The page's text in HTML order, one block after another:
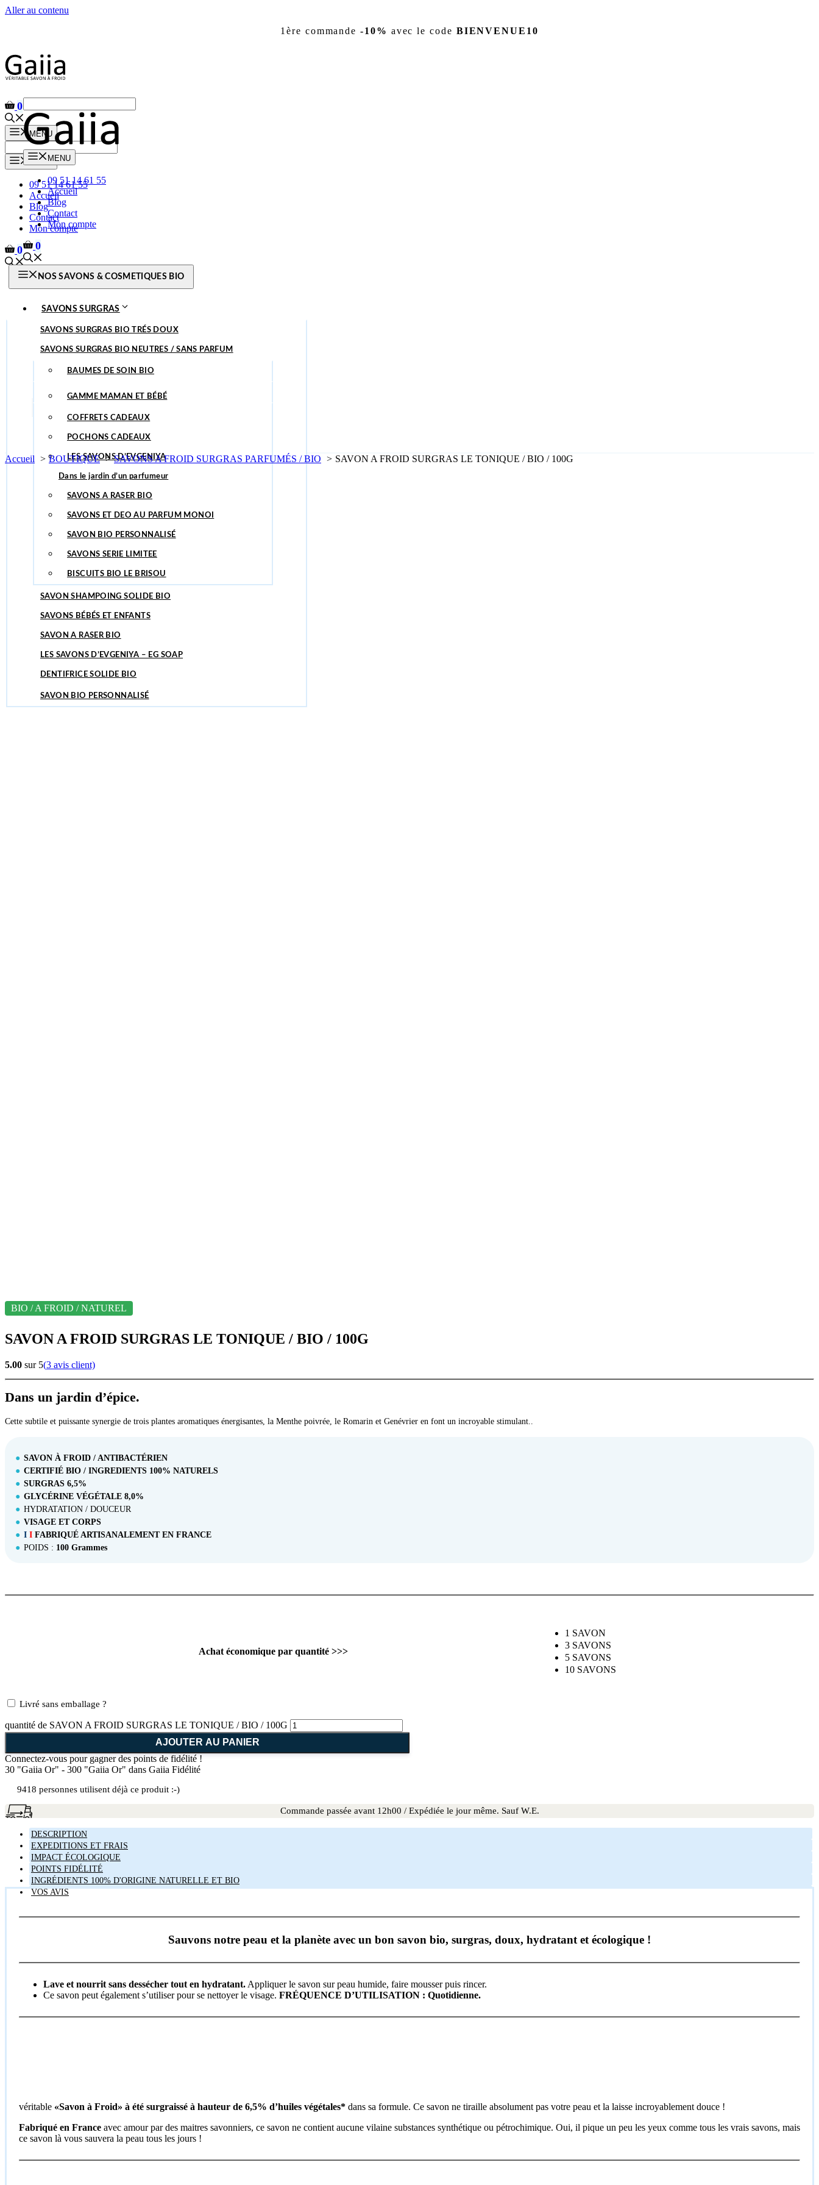
Aller au contenu
1ère commande-10% avec le code BIENVENUE10
0
MENU
MENU
09 51 14 61 55
Accueil
Blog
Contact
Mon compte
0
MENU
09 51 14 61 55
Accueil
Blog
Contact
Mon compte
0
NOS SAVONS & COSMETIQUES BIO
SAVONS SURGRAS
SAVONS SURGRAS BIO TRÉS DOUX
SAVONS SURGRAS BIO NEUTRES / SANS PARFUM
SAVON SURGRAS BIO AU CURCUMA
SAVON ARBORIMIX 17 PLANTES
SAVONS ET DEO AU PARFUM MONOI
SAVONS DE MARSEILLE BIO
SAVONS TYPE ALEP BIO
CHUTES DE SAVONS
SAVON MAINS
SAVON POUR LA VAISSELLE
SAVONS ET SOINS AU TILLEUL
SAVON SHAMPOING SOLIDE BIO
SAVONS BÉBÉS ET ENFANTS
SAVON A RASER BIO
LES SAVONS D’EVGENIYA – EG SOAP
DENTIFRICE SOLIDE BIO
SAVON BIO PERSONNALISÉ
DÉODORANTS
BAUMES ET HUILES DE SOINS
BAUMES DE SOIN BIO
BAUMES A LEVRES BIO
HUILES BIO
EAU DE ROSE DAMAS BIO
LES ROUTINES
GAMME MAMAN ET BÉBÉ
ROUTINES ECZÉMA ÉFFICACE !
SAVONS A RASER BIO
HUILES ÉMOLLIENTES BIO
IDÉES CADEAUX
COFFRETS CADEAUX
POCHONS CADEAUX
LES SAVONS D’EVGENIYA
Dans le jardin d’un parfumeur
SAVONS A RASER BIO
SAVONS ET DEO AU PARFUM MONOI
SAVON BIO PERSONNALISÉ
SAVONS SERIE LIMITEE
BISCUITS BIO LE BRISOU
ACCESSOIRES
QUEL PRODUIT / USAGES
Accueil BOUTIQUE SAVONS A FROID SURGRAS PARFUMÉS / BIO SAVON A FROID SURGRAS LE TONIQUE / BIO / 100G
BIO / A FROID / NATUREL
SAVON A FROID SURGRAS LE TONIQUE / BIO / 100G
5.00 sur 5(3 avis client)
Dans un jardin d’épice.
Cette subtile et puissante synergie de trois plantes aromatiques énergisantes, la Menthe poivrée, le Romarin et Genévrier en font un incroyable stimulant..
SAVON À FROID / ANTIBACTÉRIEN
CERTIFIÉ BIO / INGREDIENTS 100% NATURELS
SURGRAS 6,5%
GLYCÉRINE VÉGÉTALE 8,0%
HYDRATATION / DOUCEUR
VISAGE ET CORPS
I I FABRIQUÉ ARTISANALEMENT EN FRANCE
POIDS : 100 Grammes
Achat économique par quantité >>>
1 SAVON
3 SAVONS
5 SAVONS
10 SAVONS
Livré sans emballage ?
quantité de SAVON A FROID SURGRAS LE TONIQUE / BIO / 100G
AJOUTER AU PANIER
Connectez-vous pour gagner des points de fidélité !
30 "Gaiia Or" - 300 "Gaiia Or" dans Gaiia Fidélité
9418 personnes utilisent déjà ce produit :-)
Commande passée avant 12h00 / Expédiée le jour même. Sauf W.E.
DESCRIPTION
EXPEDITIONS ET FRAIS
IMPACT ÉCOLOGIQUE
POINTS FIDÉLITÉ
INGRÉDIENTS 100% D'ORIGINE NATURELLE ET BIO
VOS AVIS
Sauvons notre peau et la planète avec un bon savon bio, surgras, doux, hydratant et écologique !
Lave et nourrit sans dessécher tout en hydratant. Appliquer le savon sur peau humide, faire mousser puis rincer.
Ce savon peut également s’utiliser pour se nettoyer le visage. FRÉQUENCE D’UTILISATION : Quotidienne.
véritable «Savon à Froid» à été surgraissé à hauteur de 6,5% d’huiles végétales* dans sa formule. Ce savon ne tiraille absolument pas votre peau et la laisse incroyablement douce !
Fabriqué en France avec amour par des maitres savonniers, ce savon ne contient aucune vilaine substances synthétique ou pétrochimique. Oui, il pique un peu les yeux comme tous les vrais savons, mais
ce savon là vous sauvera la peau tous les jours !